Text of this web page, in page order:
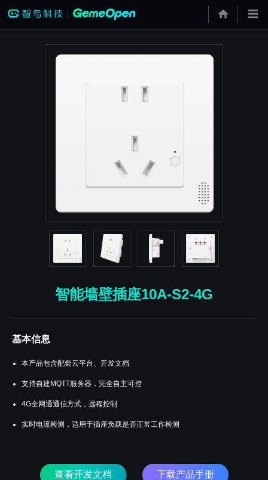
智能墙壁插座10A-S2-4G
基本信息
本产品包含配套云平台、开发文档
支持自建MQTT服务器，完全自主可控
4G全网通通信方式，远程控制
实时电流检测，适用于插座负载是否正常工作检测
查看开发文档 下载产品手册